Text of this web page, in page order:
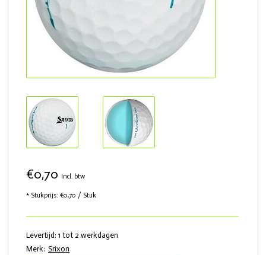
€0,70 Incl. btw
* Stukprijs: €0,70 / Stuk
Levertijd: 1 tot 2 werkdagen
Merk: Srixon